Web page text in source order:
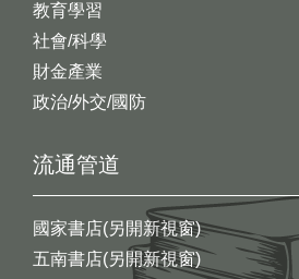
教育學習
社會/科學
財金產業
政治/外交/國防
流通管道
國家書店(另開新視窗)
五南書店(另開新視窗)